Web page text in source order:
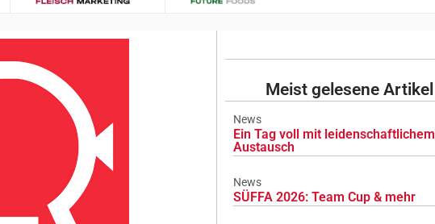
Meist gelesene Artikel
News
Ein Tag voll mit leidenschaftlichem
Austausch
News
SÜFFA 2026: Team Cup & mehr